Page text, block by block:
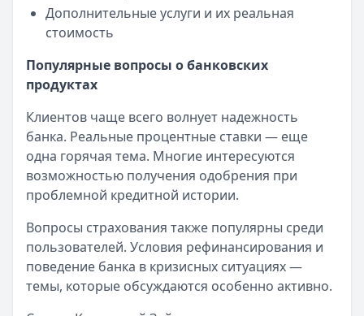
Дополнительные услуги и их реальная
стоимость
Популярные вопросы о банковских
продуктах
Клиентов чаще всего волнует надежность
банка. Реальные процентные ставки — еще
одна горячая тема. Многие интересуются
возможностью получения одобрения при
проблемной кредитной истории.
Вопросы страхования также популярны среди
пользователей. Условия рефинансирования и
поведение банка в кризисных ситуациях —
темы, которые обсуждаются особенно активно.